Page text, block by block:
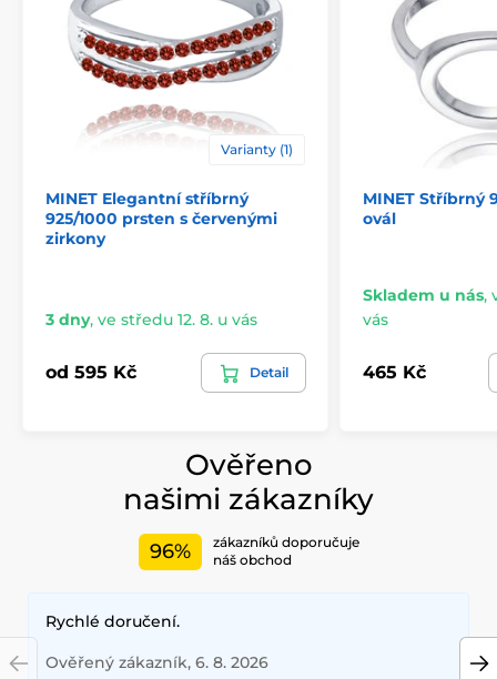
Varianty (1)
MINET Elegantní stříbrný
925/1000 prsten s červenými
zirkony
3 dny, ve středu 12. 8. u vás
od 595 Kč Detail
MINET Stříbrný
ovál
Skladem u nás,
vás
465 Kč
Ověřeno
našimi zákazníky
96%
zákazníků doporučuje
náš obchod
Rychlé doručení.
Ověřený zákazník, 6. 8. 2026